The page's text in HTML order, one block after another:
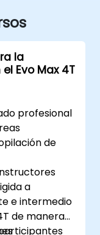
la
Evo Max 4T
profesional
de
a
e intermedio
de manera